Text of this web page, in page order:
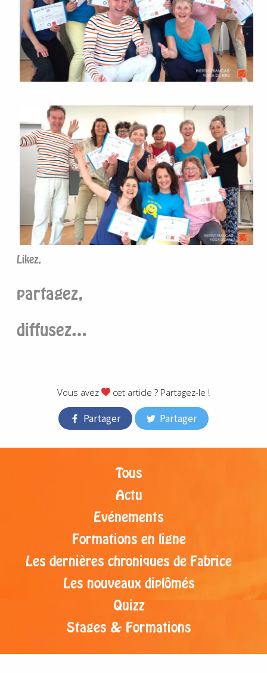
Likez,
partagez,
diffusez…
Vous avez
cet article ? Partagez-le !
Partager Partager
Tous
Actu
Evénements
Formations en ligne
Les dernières chroniques de Fabrice
Les nouveaux diplômés
Quizz
Stages & Formations